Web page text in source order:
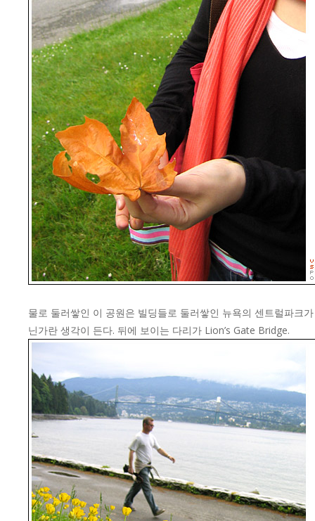
물로 둘러쌓인 이 공원은 빌딩들로 둘러쌓인 뉴욕의 센트럴파크
닌가란 생각이 든다. 뒤에 보이는 다리가 Lion’s Gate Bridge.